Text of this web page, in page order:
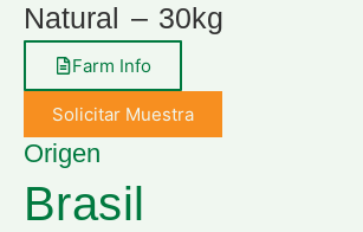
Natural – 30kg
Farm Info
Solicitar Muestra
Origen
Brasil